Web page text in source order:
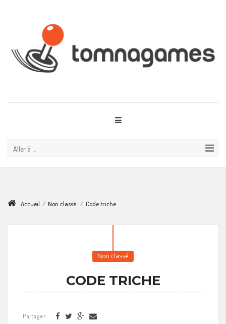
Aller à ...
Accueil / Non classé / Code triche
Non classé
CODE TRICHE
Partager